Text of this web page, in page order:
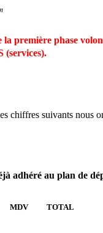
première phase
(services).
chiffres suivants nous
adhéré au plan de
MDV TOTAL